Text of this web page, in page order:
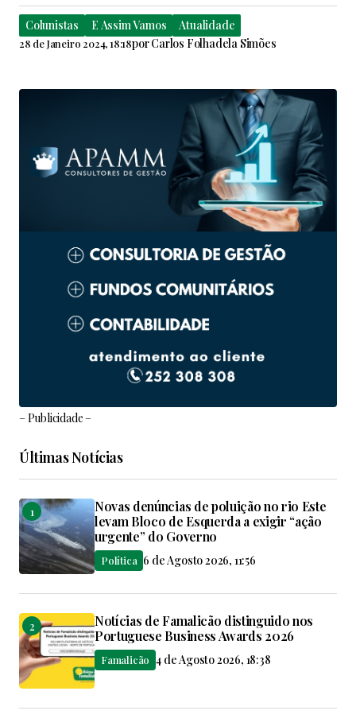
Colunistas E Assim Vamos Atualidade
28 de Janeiro 2024, 18:18porCarlos Folhadela Simões
– Publicidade –
Últimas Notícias
Novas denúncias de poluição no rio Este
levam Bloco de Esquerda a exigir “ação
urgente” do Governo
Política 6 de Agosto 2026, 11:56
Notícias de Famalicão distinguido nos
Portuguese Business Awards 2026
Famalicão 4 de Agosto 2026, 18:38